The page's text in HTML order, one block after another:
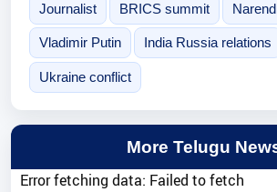
Journalist BRICS summit
Vladimir Putin India Russia relations
Ukraine conflict
More Telugu
Error fetching data: Failed to fetch